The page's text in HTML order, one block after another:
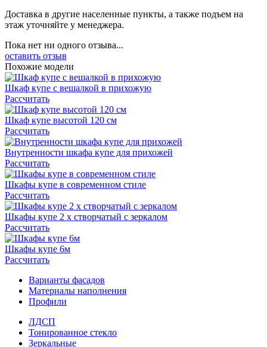
Доставка в другие населенные пункты, а также подъем на
этаж уточняйте у менеджера.
Пока нет ни одного отзыва...
оставить отзыв
Похожие модели
Шкаф купе с вешалкой в прихожую
Рассчитать
Шкаф купе высотой 120 см
Рассчитать
Внутренности шкафа купе для прихожей
Рассчитать
Шкафы купе в современном стиле
Рассчитать
Шкафы купе 2 х створчатый с зеркалом
Рассчитать
Шкафы купе 6м
Рассчитать
Варианты фасадов
Материалы наполнения
Профили
ЛДСП
Тонированное стекло
Зеркальные